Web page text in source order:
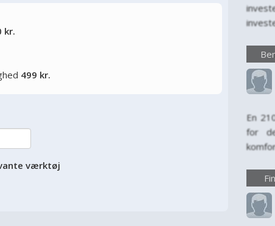
kr.
499 kr.
værktøj
En
for
eller